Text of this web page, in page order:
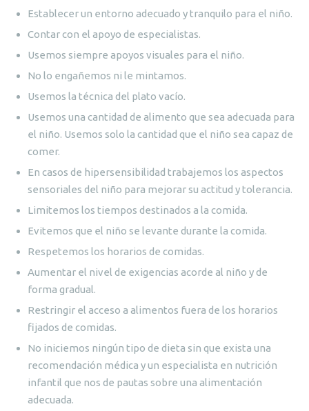
Establecer un entorno adecuado y tranquilo para el niño.
Contar con el apoyo de especialistas.
Usemos siempre apoyos visuales para el niño.
No lo engañemos ni le mintamos.
Usemos la técnica del plato vacío.
Usemos una cantidad de alimento que sea adecuada para
el niño. Usemos solo la cantidad que el niño sea capaz de
comer.
En casos de hipersensibilidad trabajemos los aspectos
sensoriales del niño para mejorar su actitud y tolerancia.
Limitemos los tiempos destinados a la comida.
Evitemos que el niño se levante durante la comida.
Respetemos los horarios de comidas.
Aumentar el nivel de exigencias acorde al niño y de
forma gradual.
Restringir el acceso a alimentos fuera de los horarios
fijados de comidas.
No iniciemos ningún tipo de dieta sin que exista una
recomendación médica y un especialista en nutrición
infantil que nos de pautas sobre una alimentación
adecuada.